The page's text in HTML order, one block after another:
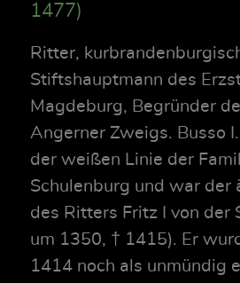
1477)
Ritter,
Stiftshauptmann des
Magdeburg, Begründer
Angerner Zweigs. Busso
der weißen Linie der
Schulenburg und war der
des Ritters Fritz I von der
um 1350, † 1415). Er
1414 noch als unmündig